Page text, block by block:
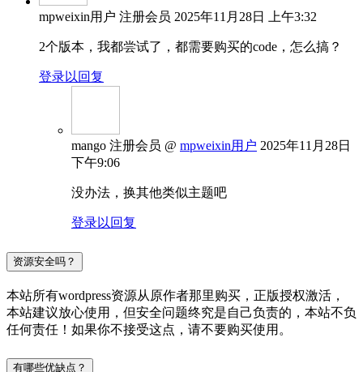
mpweixin用户 注册会员 2025年11月28日 上午3:32
2个版本，我都尝试了，都需要购买的code，怎么搞？
登录以回复
mango 注册会员 @ mpweixin用户 2025年11月28日
下午9:06
没办法，换其他类似主题吧
登录以回复
资源安全吗？
本站所有wordpress资源从原作者那里购买，正版授权激活，
本站建议放心使用，但安全问题终究是自己负责的，本站不负
任何责任！如果你不接受这点，请不要购买使用。
有哪些优缺点？